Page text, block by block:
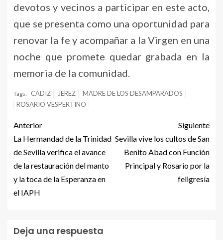
devotos y vecinos a participar en este acto,
que se presenta como una oportunidad para
renovar la fe y acompañar a la Virgen en una
noche que promete quedar grabada en la
memoria de la comunidad.
Tags: CADIZ JEREZ
MADRE DE LOS DESAMPARADOS
ROSARIO VESPERTINO
Anterior
La Hermandad de la Trinidad
de Sevilla verifica el avance
de la restauración del manto
y la toca de la Esperanza en
el IAPH
Siguiente
Sevilla vive los cultos de San
Benito Abad con Función
Principal y Rosario por la
feligresía
Deja una respuesta